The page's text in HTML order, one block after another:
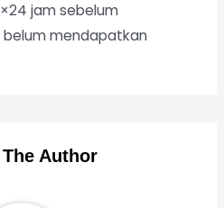
jam sebelum
mendapatkan
Author